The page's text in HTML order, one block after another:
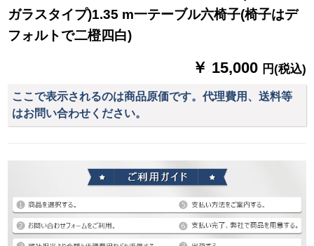
ガラスタイプ)1.35 m一テーブル六椅子(椅子はデ
フォルトで二橙四白)
￥ 15,000 円(税込)
ここで表示されるのは商品原価です。代理費用、送料等
はお問い合わせください。